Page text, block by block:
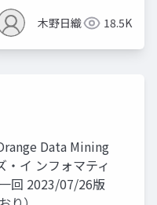
木野日織 18.5K
Data Mining
・イ ンフォマティ
回 2023/07/26版